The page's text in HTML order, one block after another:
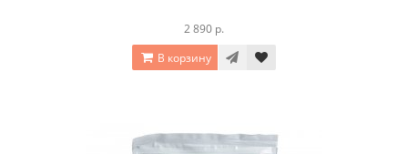
2 890 р.
В корзину